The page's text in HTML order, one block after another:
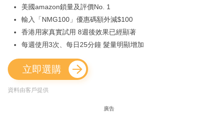
美國amazon鎖量及評價No. 1
輸入「NMG100」優惠碼額外減$100
香港用家真實試用 8週後效果已經顯著
每週使用3次、每日25分鐘 髮量明顯增加
立即選購
資料由客戶提供
廣告